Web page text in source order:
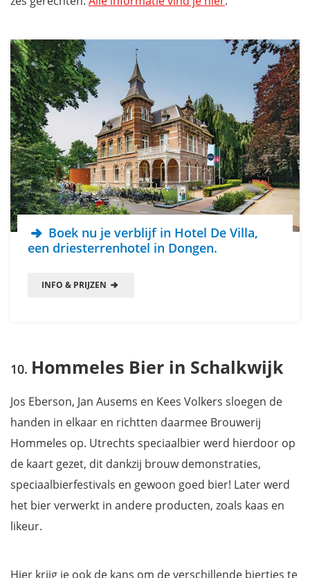
Boek nu je verblijf in Hotel De Villa,
een driesterrenhotel in Dongen.
INFO & PRIJZEN
Hommeles Bier in Schalkwijk
Jos Eberson, Jan Ausems en Kees Volkers sloegen de
handen in elkaar en richtten daarmee Brouwerij
Hommeles op. Utrechts speciaalbier werd hierdoor op
de kaart gezet, dit dankzij brouw demonstraties,
speciaalbierfestivals en gewoon goed bier! Later werd
het bier verwerkt in andere producten, zoals kaas en
likeur.
Hier krijg je ook de kans om de verschillende biertjes te